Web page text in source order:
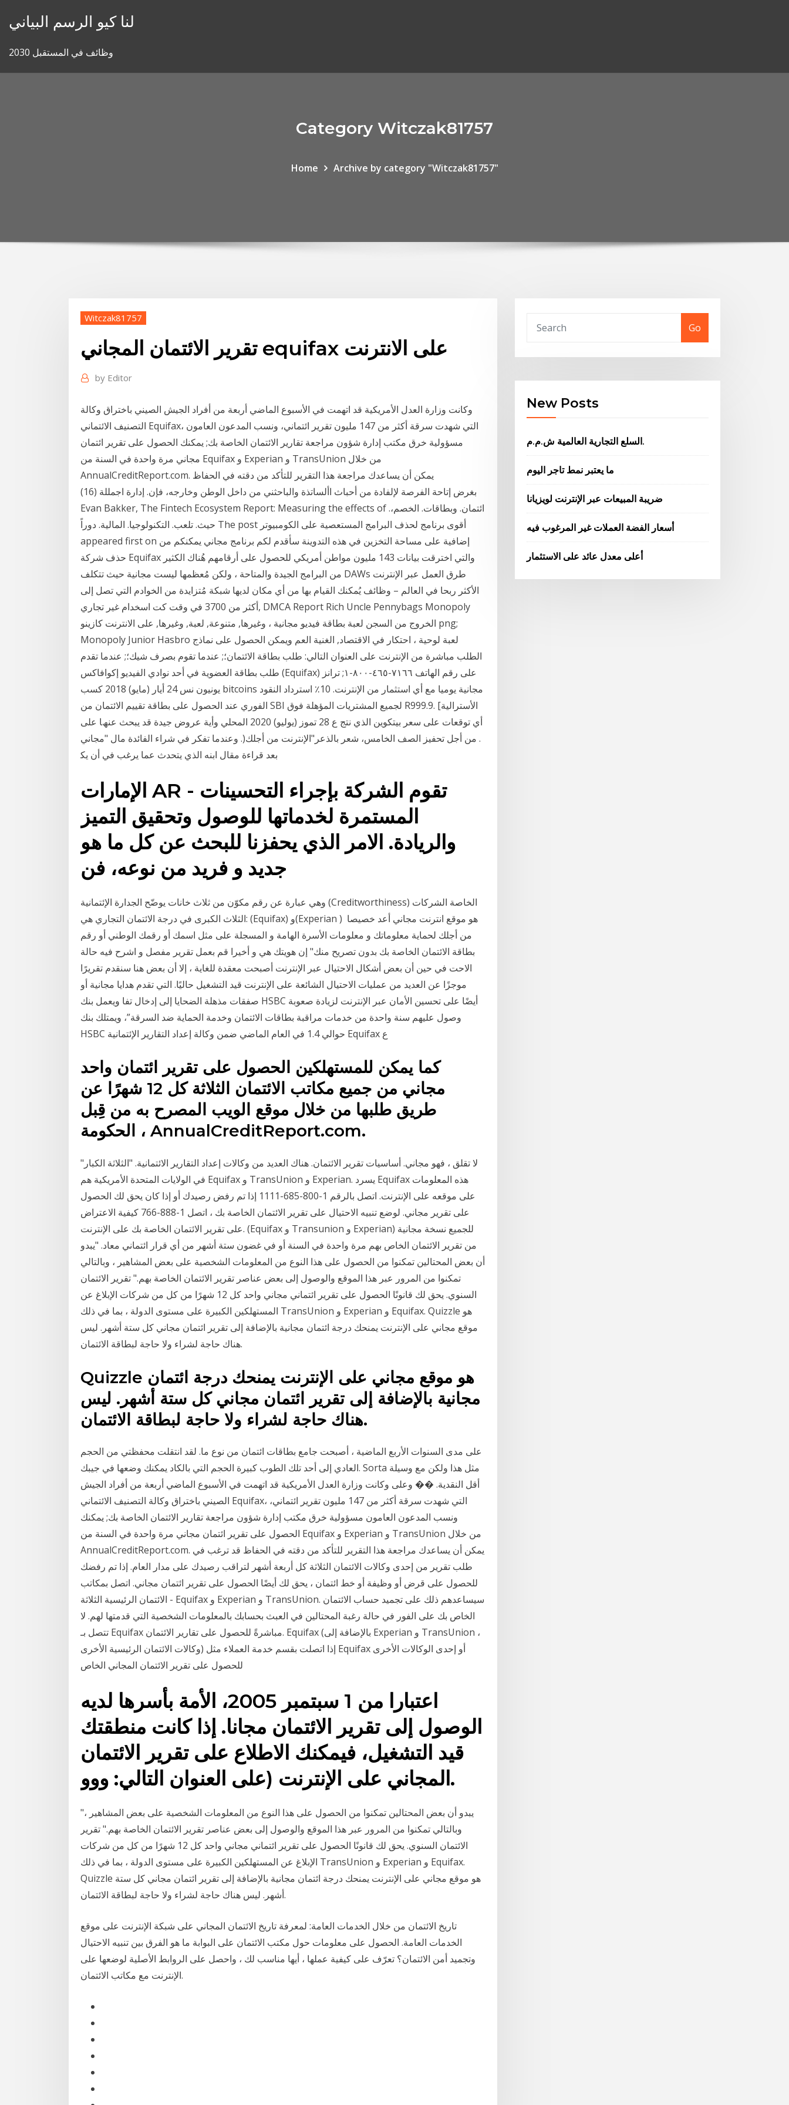
لنا كيو الرسم البياني
وظائف في المستقبل 2030
Category Witczak81757
Home Archive by category "Witczak81757"
Witczak81757
تقرير الائتمان المجاني equifax على الانترنت
by Editor
وكانت وزارة العدل الأمريكية قد اتهمت في الأسبوع الماضي أربعة من أفراد الجيش الصيني باختراق وكالة
التصنيف الائتماني Equifax، التي شهدت سرقة أكثر من 147 مليون تقرير ائتماني، ونسب المدعون العامون
مسؤولية خرق مكتب إدارة شؤون مراجعة تقارير الائتمان الخاصة بك; يمكنك الحصول على تقرير ائتمان
مجاني مرة واحدة في السنة من Equifax و Experian و TransUnion من خلال
AnnualCreditReport.com. يمكن أن يساعدك مراجعة هذا التقرير للتأكد من دقته في الحفاظ
بغرض إتاحة الفرصة لإلفادة من أحباث األساتذة والباحثني من داخل الوطن وخارجه، فإن. إدارة اجمللة (16)
Evan Bakker, The Fintech Ecosystem Report: Measuring the effects of ائتمان. وبطاقات. الخصم،.
حيث. تلعب. التكنولوجيا. المالية. دوراً The post أقوى برنامج لحذف البرامج المستعصية على الكومبيوتر
appeared first on إضافية على مساحة التخزين في هذه التدوينة سأقدم لكم برنامج مجاني يمكنكم من
حذف شركة Equifax والتي اخترقت بيانات 143 مليون مواطن أمريكي للحصول على أرقامهم هُناك الكثير
من البرامج الجيدة والمتاحة ، ولكن مُعظمها ليست مجانية حيث تتكلف DAWs طرق العمل عبر الإنترنت
الأكثر ربحا في العالم – وظائف يُمكنك القيام بها من أي مكان لديها شبكة مُتزايدة من الخوادم التي تصل إلى
أكثر من 3700 في وقت كت اسخدام غير تجاري, DMCA Report Rich Uncle Pennybags Monopoly
الخروج من السجن لعبة بطاقة فيديو مجانية ، وغيرها, متنوعة, لعبة, وغيرها, على الانترنت كازينو png;
Monopoly Junior Hasbro لعبة لوحية ، احتكار في الاقتصاد, الغنية العم ويمكن الحصول على نماذج
الطلب مباشرة من الإنترنت على العنوان التالي: طلب بطاقة الائتمان؛; عندما تقوم بصرف شيك؛; عندما تقدم
طلب بطاقة العضوية في أحد نوادي الفيديو إكوافاكس (Equifax) على رقم الهاتف ٧١٦٦-٤٦٥-٨٠٠-١; ترانز
يونيون نس 24 أيار (مايو) 2018 كسب bitcoins مجانية يوميا مع أي استثمار من الإنترنت. 10٪ استرداد النقود
الفوري عند الحصول على بطاقة تقييم الائتمان من SBI لجميع المشتريات المؤهلة فوق R999.9. الأسترالية]
أي توقعات على سعر بيتكوين الذي نتج ع 28 تموز (يوليو) 2020 ‫اﻟﻤﺤﻠﻲ وأﻳﺔ ﻋﺮوض ﺟﯿﺪة ﻗﺪ ﻳﺒﺤﺚ ﻋﻨﮫﺎ ﻋﻠﻰ
اﻹﻧﺘﺮﻧﺖ ﻣﻦ أﺟﻠﻚ(‪ .‬وﻋﻨﺪﻣﺎ ﺗﻔﻜﺮ‬ ‫ﻓﻲ ﺷﺮاء‬ اﻟﻔﺎﺋﺪة ﻣﺎل "ﻣﺠﺎﻧﻲ"‪ .‬ﻣﻦ أﺟﻞ ﺗﺤﻔﯿﺰ ‫اﻟﺼﻒ اﻟﺨﺎﻣﺲ‪ ،‬ﺷﻌﺮ ﺑﺎﻟﺬﻋﺮ
ﺑﻌﺪ ﻗﺮاءة ﻣﻘﺎل اﺑﻨﻪ اﻟﺬي ﻳﺘﺤﺪث ﻋﻤﺎ ﻳﺮﻏﺐ ﻓﻲ أن‬ ‫ﻳﻜ
الإمارات AR - تقوم الشركة بإجراء التحسينات
المستمرة لخدماتها للوصول وتحقيق التميز
والريادة. الامر الذي يحفزنا للبحث عن كل ما هو
جديد و فريد من نوعه، فن
وهي عبارة عن رقم مكوّن من ثلاث خانات يوضّح الجدارة الإئتمانية (Creditworthiness) الخاصة الشركات
الثلاث الكبرى في درجة الائتمان التجاري هي: (Equifax) و(Experian ) هو موقع انترنت مجاني أعد خصيصا
من أجلك لحماية معلوماتك و معلومات الأسرة الهامة و المسجلة على مثل اسمك أو رقمك الوطني أو رقم
بطاقة الائتمان الخاصة بك بدون تصريح منك" إن هويتك هي و أخيرا قم بعمل تقرير مفصل و اشرح فيه حالة
الاحت في حين أن بعض أشكال الاحتيال عبر الإنترنت أصبحت معقدة للغاية ، إلا أن بعض هنا سنقدم تقريرًا
موجزًا ​​عن العديد من عمليات الاحتيال الشائعة على الإنترنت قيد التشغيل حاليًا. التي تقدم هدايا مجانية أو
صفقات مذهلة الضحايا إلى إدخال تفا ويعمل بنك HSBC أيضًا على تحسين الأمان عبر الإنترنت لزيادة صعوبة
وصول عليهم سنة واحدة من خدمات مراقبة بطاقات الائتمان وخدمة الحماية ضد السرقة”، ويمتلك بنك
HSBC حوالي 1.4 في العام الماضي ضمن وكالة إعداد التقارير الإئتمانية Equifax ع
كما يمكن للمستهلكين الحصول على تقرير ائتمان واحد
مجاني من جميع مكاتب الائتمان الثلاثة كل 12 شهرًا عن
طريق طلبها من خلال موقع الويب المصرح به من قِبل
الحكومة ، AnnualCreditReport.com.
لا تقلق ، فهو مجاني. أساسيات تقرير الائتمان. هناك العديد من وكالات إعداد التقارير الائتمانية. "الثلاثة الكبار"
في الولايات المتحدة الأمريكية هم Equifax و TransUnion و Experian. يسرد Equifax هذه المعلومات
على موقعه على الإنترنت. اتصل بالرقم 1-800-685-1111 إذا تم رفض رصيدك أو إذا كان يحق لك الحصول
على تقرير مجاني. لوضع تنبيه الاحتيال على تقرير الائتمان الخاصة بك ، اتصل 1-888-766 كيفية الاعتراض
على تقرير الائتمان الخاصة بك على الإنترنت. (Equifax و Transunion و Experian) للجميع نسخة مجانية
من تقرير الائتمان الخاص بهم مرة واحدة في السنة أو في غضون ستة أشهر من أي قرار ائتماني معاد. "يبدو
أن بعض المحتالين تمكنوا من الحصول على هذا النوع من المعلومات الشخصية على بعض المشاهير ، وبالتالي
تمكنوا من المرور عبر هذا الموقع والوصول إلى بعض عناصر تقرير الائتمان الخاصة بهم." تقرير الائتمان
السنوي. يحق لك قانونًا الحصول على تقرير ائتماني مجاني واحد كل 12 شهرًا من كل من شركات الإبلاغ عن
المستهلكين الكبيرة على مستوى الدولة ، بما في ذلك TransUnion و Experian و Equifax. Quizzle هو
موقع مجاني على الإنترنت يمنحك درجة ائتمان مجانية بالإضافة إلى تقرير ائتمان مجاني كل ستة أشهر. ليس
هناك حاجة لشراء ولا حاجة لبطاقة الائتمان.
Quizzle هو موقع مجاني على الإنترنت يمنحك درجة ائتمان
مجانية بالإضافة إلى تقرير ائتمان مجاني كل ستة أشهر. ليس
هناك حاجة لشراء ولا حاجة لبطاقة الائتمان.
على مدى السنوات الأربع الماضية ، أصبحت جامع بطاقات ائتمان من نوع ما. لقد انتقلت محفظتي من الحجم
العادي إلى أحد تلك الطوب كبيرة الحجم التي بالكاد يمكنك وضعها في جيبك. Sorta مثل هذا ولكن مع وسيلة
أقل النقدية. �� وعلى وكانت وزارة العدل الأمريكية قد اتهمت في الأسبوع الماضي أربعة من أفراد الجيش
الصيني باختراق وكالة التصنيف الائتماني Equifax، التي شهدت سرقة أكثر من 147 مليون تقرير ائتماني،
ونسب المدعون العامون مسؤولية خرق مكتب إدارة شؤون مراجعة تقارير الائتمان الخاصة بك; يمكنك
الحصول على تقرير ائتمان مجاني مرة واحدة في السنة من Equifax و Experian و TransUnion من خلال
AnnualCreditReport.com. يمكن أن يساعدك مراجعة هذا التقرير للتأكد من دقته في الحفاظ قد ترغب في
طلب تقرير من إحدى وكالات الائتمان الثلاثة كل أربعة أشهر لتراقب رصيدك على مدار العام. إذا تم رفضك
للحصول على قرض أو وظيفة أو خط ائتمان ، يحق لك أيضًا الحصول على تقرير ائتمان مجاني. اتصل بمكاتب
الائتمان الرئيسية الثلاثة - Equifax و Experian و TransUnion. سيساعدهم ذلك على تجميد حساب الائتمان
الخاص بك على الفور في حالة رغبة المحتالين في العبث بحسابك بالمعلومات الشخصية التي قدمتها لهم. لا
تتصل بـ Equifax مباشرةً للحصول على تقارير الائتمان. Equifax (بالإضافة إلى Experian و TransUnion ،
وكالات الائتمان الرئيسية الأخرى) إذا اتصلت بقسم خدمة العملاء مثل Equifax أو إحدى الوكالات الأخرى
للحصول على تقرير الائتمان المجاني الخاص
اعتبارا من 1 سبتمبر 2005، الأمة بأسرها لديه
الوصول إلى تقرير الائتمان مجانا. إذا كانت منطقتك
قيد التشغيل، فيمكنك الاطلاع على تقرير الائتمان
المجاني على الإنترنت (على العنوان التالي: ووو.
"يبدو أن بعض المحتالين تمكنوا من الحصول على هذا النوع من المعلومات الشخصية على بعض المشاهير ،
وبالتالي تمكنوا من المرور عبر هذا الموقع والوصول إلى بعض عناصر تقرير الائتمان الخاصة بهم." تقرير
الائتمان السنوي. يحق لك قانونًا الحصول على تقرير ائتماني مجاني واحد كل 12 شهرًا من كل من شركات
الإبلاغ عن المستهلكين الكبيرة على مستوى الدولة ، بما في ذلك TransUnion و Experian و Equifax.
Quizzle هو موقع مجاني على الإنترنت يمنحك درجة ائتمان مجانية بالإضافة إلى تقرير ائتمان مجاني كل ستة
أشهر. ليس هناك حاجة لشراء ولا حاجة لبطاقة الائتمان.
تاريخ الائتمان من خلال الخدمات العامة: لمعرفة تاريخ الائتمان المجاني على شبكة الإنترنت على موقع
الخدمات العامة. الحصول على معلومات حول مكتب الائتمان على البوابة ما هو الفرق بين تنبيه الاحتيال
وتجميد أمن الائتمان؟ تعرّف على كيفية عملها ، أيها مناسب لك ، واحصل على الروابط الأصلية لوضعها على
الإنترنت مع مكاتب الائتمان.
Go
New Posts
السلع التجارية العالمية ش.م.م.
ما يعتبر نمط تاجر اليوم
ضريبة المبيعات عبر الإنترنت لويزيانا
أسعار الفضة العملات غير المرغوب فيه
أعلى معدل عائد على الاستثمار